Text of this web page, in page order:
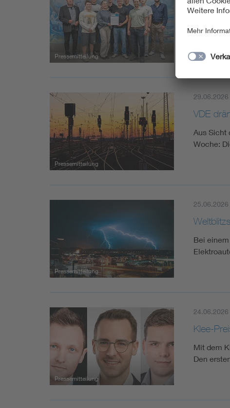
Pressemitteilung
INVENT
Das
und
Pressemitteilung
29.06.2026
VDE
Aus Sicht
Woche:
Pressemitteilung
25.06.2026
Bei
Pressemitteilung
24.06.2026
Klee-
Mit dem
Den